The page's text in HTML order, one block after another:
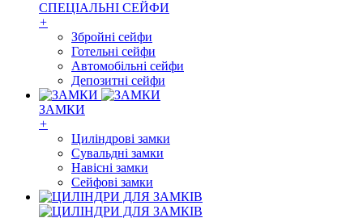
СПЕЦІАЛЬНІ СЕЙФИ
+
Збройні сейфи
Готельні сейфи
Автомобільні сейфи
Депозитні сейфи
ЗАМКИ
+
Циліндрові замки
Сувальдні замки
Навісні замки
Сейфові замки